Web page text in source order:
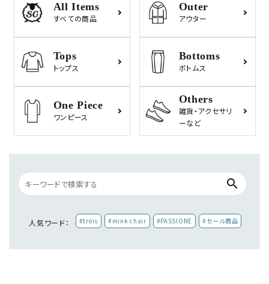
All Items
すべての商品
Outer
アウター
Tops
トップス
Bottoms
ボトムス
One Piece
ワンピース
Others
雑貨・アクセサリ
ーなど
search
人気ワード： #trois #mink chair #PASSIONE #セール商品